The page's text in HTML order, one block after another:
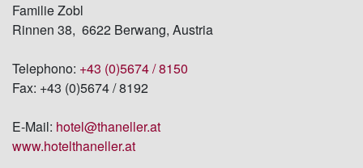
Familie Zobl
Rinnen 38, 6622 Berwang, Austria
Telephono: +43 (0)5674 / 8150
Fax: +43 (0)5674 / 8192
E-Mail: hotel@thaneller.at
www.hotelthaneller.at